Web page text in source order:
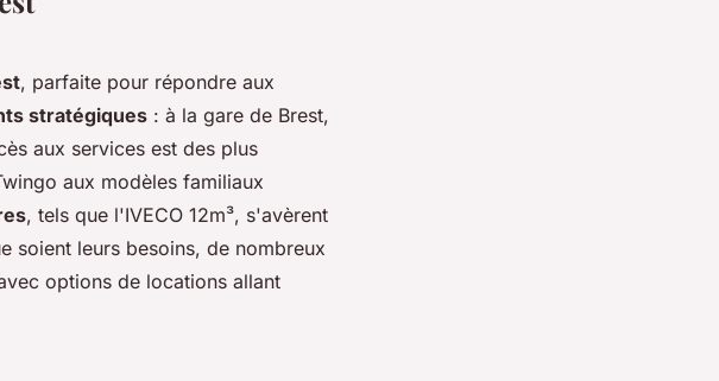
, parfaite pour répondre aux
stratégiques : à la gare de Brest,
aux services est des plus
aux modèles familiaux
, tels que l'IVECO 12m³, s'avèrent
soient leurs besoins, de nombreux
options de locations allant